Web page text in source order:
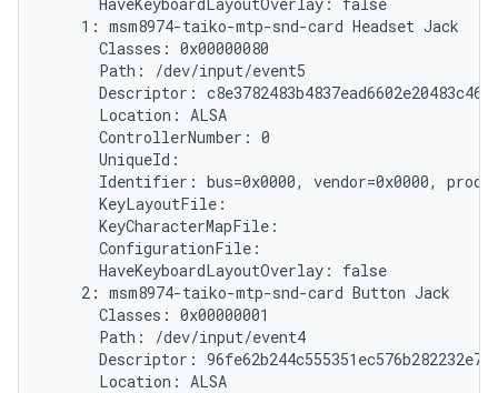
    1: msm8974-taiko-mtp-snd-card Headset Jack
      Classes: 0x00000080
      Path: /dev/input/event5
Descriptor:
      Location: ALSA
      ControllerNumber: 0
      UniqueId:
Identifier: bus=0x0000, vendor=0x0000,
      KeyLayoutFile:
      KeyCharacterMapFile:
      ConfigurationFile:
      HaveKeyboardLayoutOverlay: false
    2: msm8974-taiko-mtp-snd-card Button Jack
      Classes: 0x00000001
      Path: /dev/input/event4
Descriptor:
      Location: ALSA